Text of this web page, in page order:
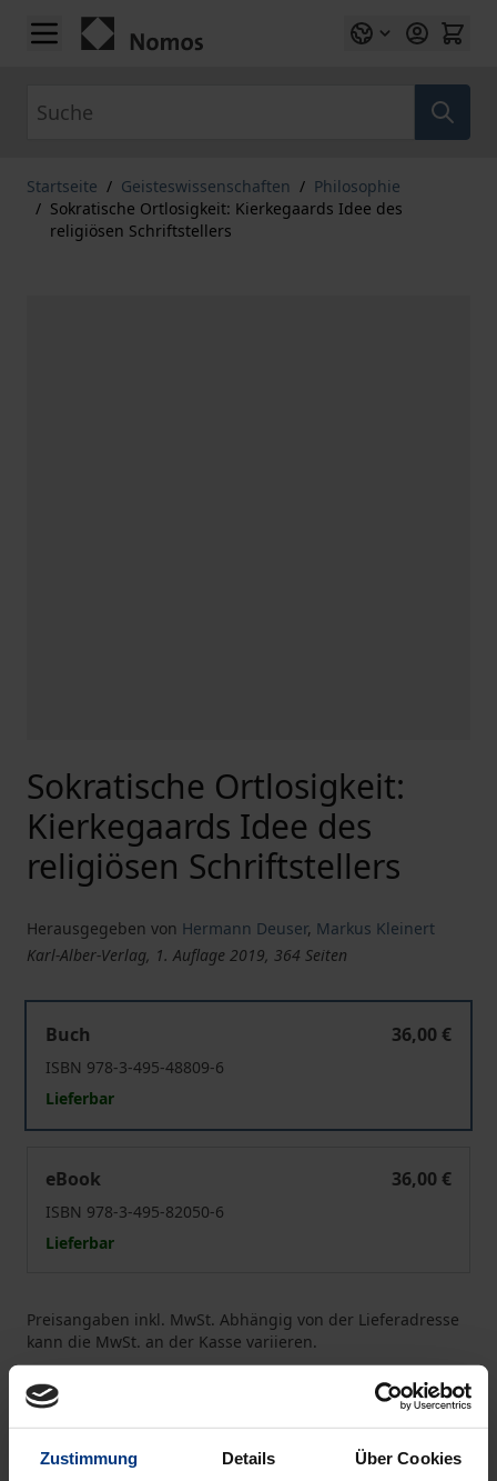
Zustimmung Details Über Cookies
Zum Inhalt springen
Startseite / Geisteswissenschaften / Philosophie
/ Sokratische Ortlosigkeit: Kierkegaards Idee des
religiösen Schriftstellers
Sokratische Ortlosigkeit:
Kierkegaards Idee des
religiösen Schriftstellers
Herausgegeben von Hermann Deuser, Markus Kleinert
Karl-Alber-Verlag, 1. Auflage 2019, 364 Seiten
Buch
36,00 €
ISBN 978-3-495-48809-6
Lieferbar
eBook
36,00 €
ISBN 978-3-495-82050-6
Lieferbar
Preisangaben inkl. MwSt. Abhängig von der Lieferadresse
kann die MwSt. an der Kasse variieren.
Hinweise zu Versandkosten